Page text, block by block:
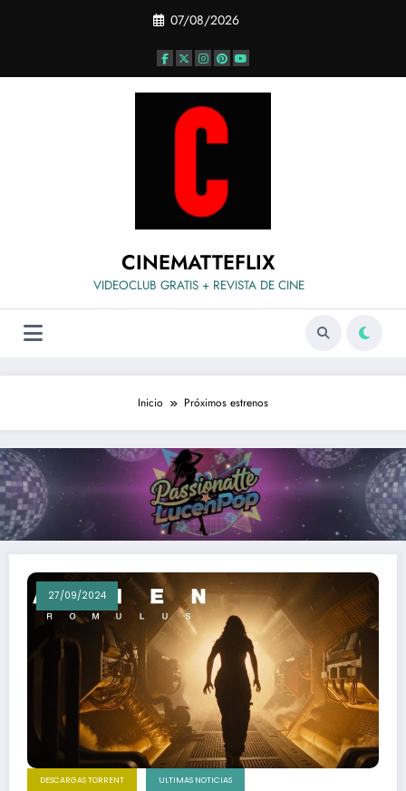
07/08/2026
CINEMATTEFLIX
VIDEOCLUB GRATIS + REVISTA DE CINE
Inicio Próximos estrenos
27/09/2024
DESCARGAS TORRENT ULTIMAS NOTICIAS